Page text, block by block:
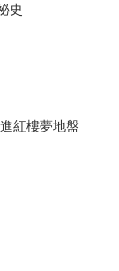
史
紅樓夢地盤